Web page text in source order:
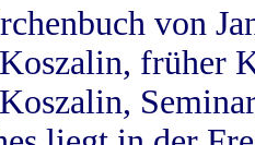
von
früher